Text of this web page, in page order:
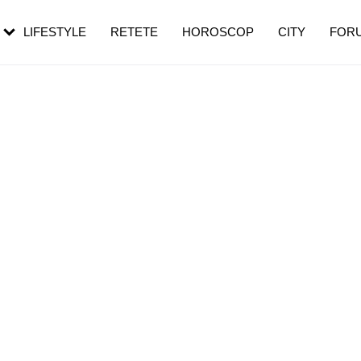
LIFESTYLE RETETE HOROSCOP CITY
în vârstă
de dureroasă este investigația